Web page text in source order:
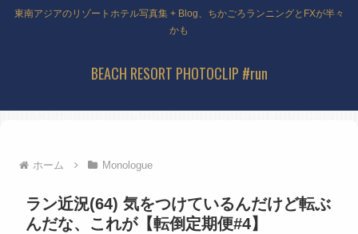
東南アジアのリゾートホテル写真集 + Blog、ちかごろランニングとFXが半々
かも
BEACH RESORT PHOTOCLIP #run
ホーム Monologue
ラン近況(64) 気をつけているんだけど転ぶ
んだな、これが【転倒定期便#4】